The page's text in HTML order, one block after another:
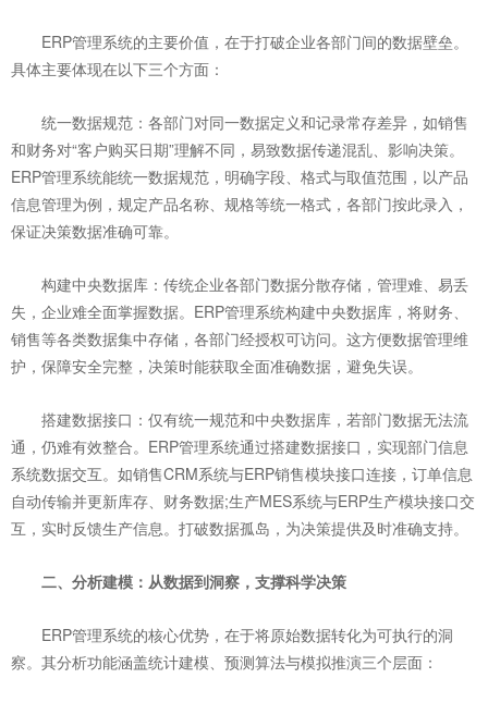
ERP管理系统的主要价值，在于打破企业各部门间的数据壁垒。
具体主要体现在以下三个方面：
统一数据规范：各部门对同一数据定义和记录常存差异，如销售
和财务对“客户购买日期”理解不同，易致数据传递混乱、影响决策。
ERP管理系统能统一数据规范，明确字段、格式与取值范围，以产品
信息管理为例，规定产品名称、规格等统一格式，各部门按此录入，
保证决策数据准确可靠。
构建中央数据库：传统企业各部门数据分散存储，管理难、易丢
失，企业难全面掌握数据。ERP管理系统构建中央数据库，将财务、
销售等各类数据集中存储，各部门经授权可访问。这方便数据管理维
护，保障安全完整，决策时能获取全面准确数据，避免失误。
搭建数据接口：仅有统一规范和中央数据库，若部门数据无法流
通，仍难有效整合。ERP管理系统通过搭建数据接口，实现部门信息
系统数据交互。如销售CRM系统与ERP销售模块接口连接，订单信息
自动传输并更新库存、财务数据;生产MES系统与ERP生产模块接口交
互，实时反馈生产信息。打破数据孤岛，为决策提供及时准确支持。
二、分析建模：从数据到洞察，支撑科学决策
ERP管理系统的核心优势，在于将原始数据转化为可执行的洞
察。其分析功能涵盖统计建模、预测算法与模拟推演三个层面：